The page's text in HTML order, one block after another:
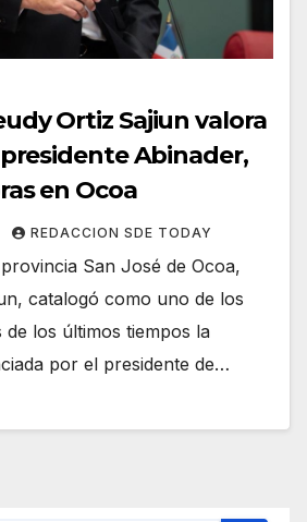
Ortiz Sajiun valora
Abinader,
en Ocoa
REDACCION SDE TODAY
San José de Ocoa,
catalogó como uno de los
de los últimos tiempos la
por el presidente de…